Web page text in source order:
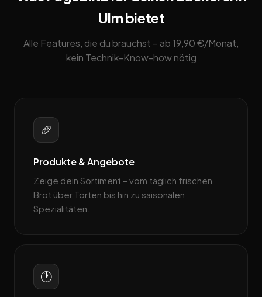
Ulm bietet
Alle Features, die du brauchst – ab 19,90 €/Monat,
kein Technik-Know-how nötig
🥖
Produkte & Angebote
Zeige dein Sortiment – vom täglich frischen
Brot über Torten bis hin zu saisonalen
Spezialitäten.
🕐